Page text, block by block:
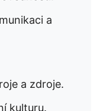
a
a zdroje.
kulturu.